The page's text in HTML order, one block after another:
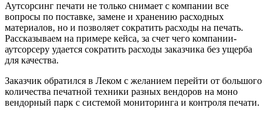
Аутсорсинг печати не только снимает с компании все
вопросы по поставке, замене и хранению расходных
материалов, но и позволяет сократить расходы на печать.
Рассказываем на примере кейса, за счет чего компании-
аутсорсеру удается сократить расходы заказчика без ущерба
для качества.
Заказчик обратился в Леком с желанием перейти от большого
количества печатной техники разных вендоров на моно
вендорный парк с системой мониторинга и контроля печати.